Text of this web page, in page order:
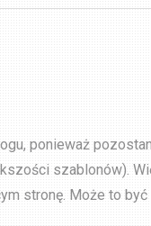
ponieważ
szablonów).
stronę. Może to